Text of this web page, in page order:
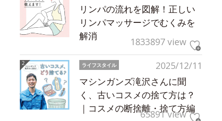
リンパの流れを図解！正しい
リンパマッサージでむくみを
解消
1833897 view
2025/12/11
ライフスタイル
マシンガンズ滝沢さんに聞
く、古いコスメの捨て方は？
｜コスメの断捨離・捨て方編
65891 view